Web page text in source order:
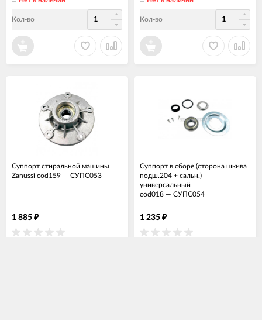
Кол-во Кол-во
Суппорт стиральной машины
Zanussi cod159 — СУПС053
1 885 ₽
Суппорт в сборе (сторона шкива
подш.204 + сальн.)
универсальный
cod018 — СУПС054
1 235 ₽